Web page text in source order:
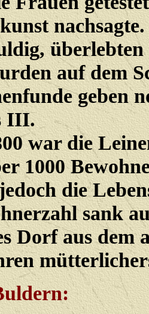
auf dem
geben
III.
war die
1000
die
sank
Dorf aus dem